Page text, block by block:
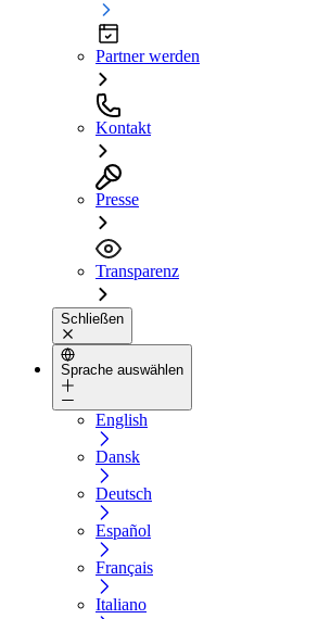
Partner werden
Kontakt
Presse
Transparenz
Schließen
Sprache auswählen
English
Dansk
Deutsch
Español
Français
Italiano